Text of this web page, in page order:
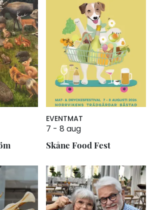
EVENTMAT
7 - 8 aug
Skåne Food Fest